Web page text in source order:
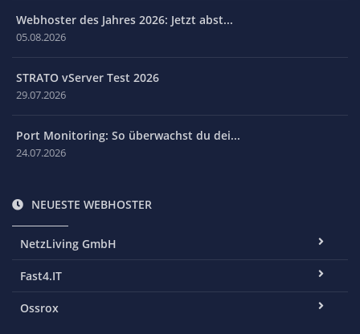
Webhoster des Jahres 2026: Jetzt abst...
05.08.2026
STRATO vServer Test 2026
29.07.2026
Port Monitoring: So überwachst du dei...
24.07.2026
NEUESTE WEBHOSTER
NetzLiving GmbH
Fast4.IT
Ossrox